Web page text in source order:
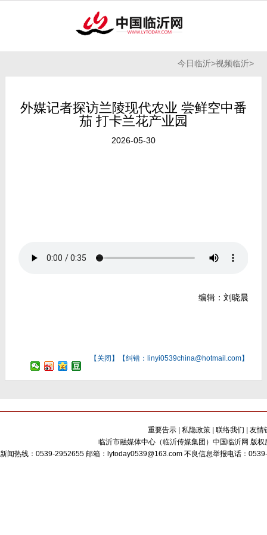
今日临沂>视频临沂>
外媒记者探访兰陵现代农业 尝鲜空中番
茄 打卡兰花产业园
2026-05-30
编辑：刘晓晨
【关闭】【纠错：linyi0539china@hotmail.com】